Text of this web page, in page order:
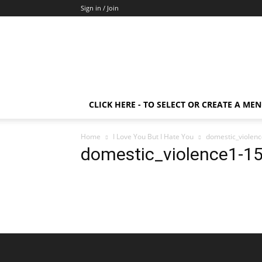
Sign in / Join
CLICK HERE - TO SELECT OR CREATE A
Home I Love You But I Hate You
domestic_violence1-